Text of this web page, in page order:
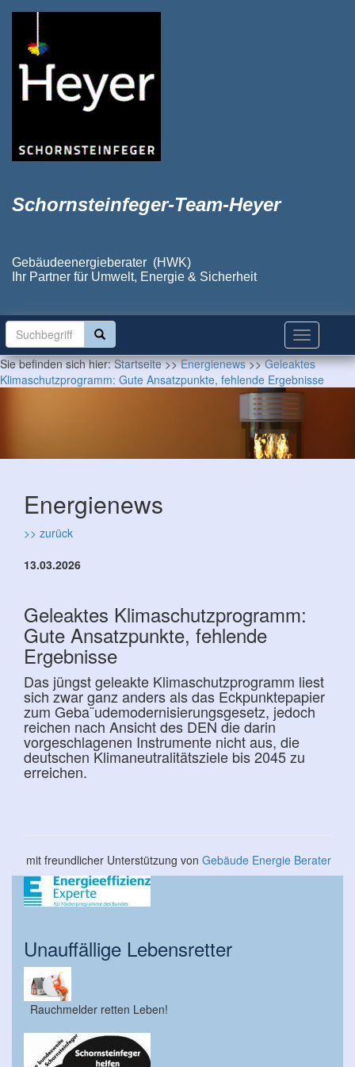
Schornsteinfeger-Team-Heyer
Gebäudeenergieberater (HWK)
Ihr Partner für Umwelt, Energie & Sicherheit
Sie befinden sich hier:Startseite>>Energienews>>Geleaktes
Klimaschutzprogramm: Gute Ansatzpunkte, fehlende Ergebnisse
Energienews
>> zurück
13.03.2026
Geleaktes Klimaschutzprogramm:
Gute Ansatzpunkte, fehlende
Ergebnisse
Das jüngst geleakte Klimaschutzprogramm liest
sich zwar ganz anders als das Eckpunktepapier
zum Geba¨udemodernisierungsgesetz, jedoch
reichen nach Ansicht des DEN die darin
vorgeschlagenen Instrumente nicht aus, die
deutschen Klimaneutralitätsziele bis 2045 zu
erreichen.
mit freundlicher Unterstützung von Gebäude Energie Berater
Unauffällige Lebensretter
Rauchmelder retten Leben!